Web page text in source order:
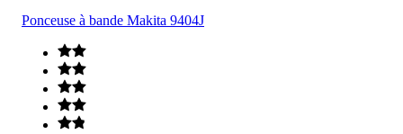
Ponceuse à bande Makita 9404J